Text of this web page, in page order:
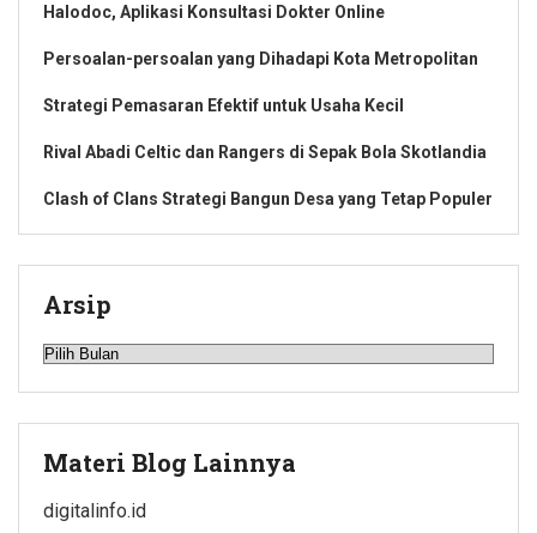
Halodoc, Aplikasi Konsultasi Dokter Online
Persoalan-persoalan yang Dihadapi Kota Metropolitan
Strategi Pemasaran Efektif untuk Usaha Kecil
Rival Abadi Celtic dan Rangers di Sepak Bola Skotlandia
Clash of Clans Strategi Bangun Desa yang Tetap Populer
Arsip
Arsip
Materi Blog Lainnya
digitalinfo.id